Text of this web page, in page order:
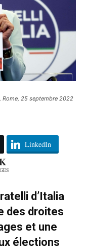
Rome, 25 septembre 2022
LinkedIn
d’Italia
des droites
et une
élections